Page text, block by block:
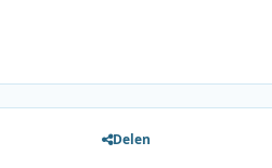
Delen